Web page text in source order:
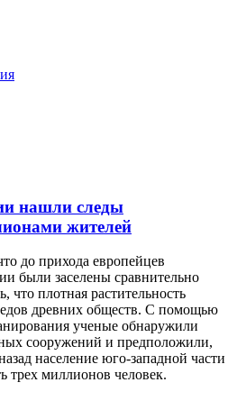
нашли следы
жителей
до прихода европейцев
были заселены сравнительно
что плотная растительность
древних обществ. С помощью
ученые обнаружили
сооружений и предположили,
население юго-западной части
трех миллионов человек.